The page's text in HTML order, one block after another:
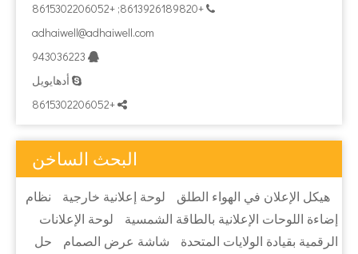

+8613926189820; +8615302206052
adhaiwell@adhaiwell.com

 أدهايويل

+8615302206052
البحث الساخن
هيكل الإعلان في الهواء الطلق لوحة إعلانية خارجية
نظام
إضاءة اللوحات الإعلانية بالطاقة الشمسية
لوحة الإعلانات
الرقمية بقيادة الولايات المتحدة
شاشة عرض الصمام
حل